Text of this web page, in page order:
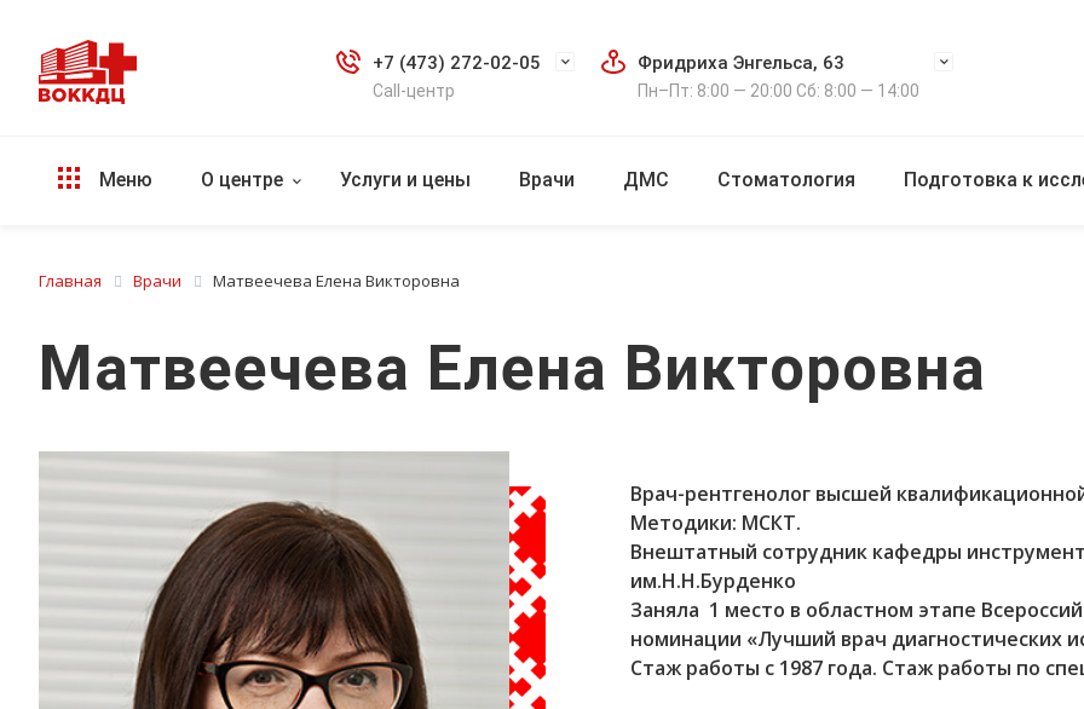
+7 (473) 272-02-05
Call-центр
Фридриха Энгельса, 63
Пн–Пт: 8:00 — 20:00 Сб: 8:00 — 14:00
Меню О центре Услуги и цены Врачи ДМС Стоматология Подготовка к
Главная Врачи Матвеечева Елена Викторовна
Матвеечева Елена Викторовна
Врач-рентгенолог высшей
Методики: МСКТ.
Внештатный сотрудник кафедры
им.Н.Н.Бурденко
Заняла 1 место в областном этапе
номинации «Лучший врач диагностических
Стаж работы с 1987 года. Стаж работы по